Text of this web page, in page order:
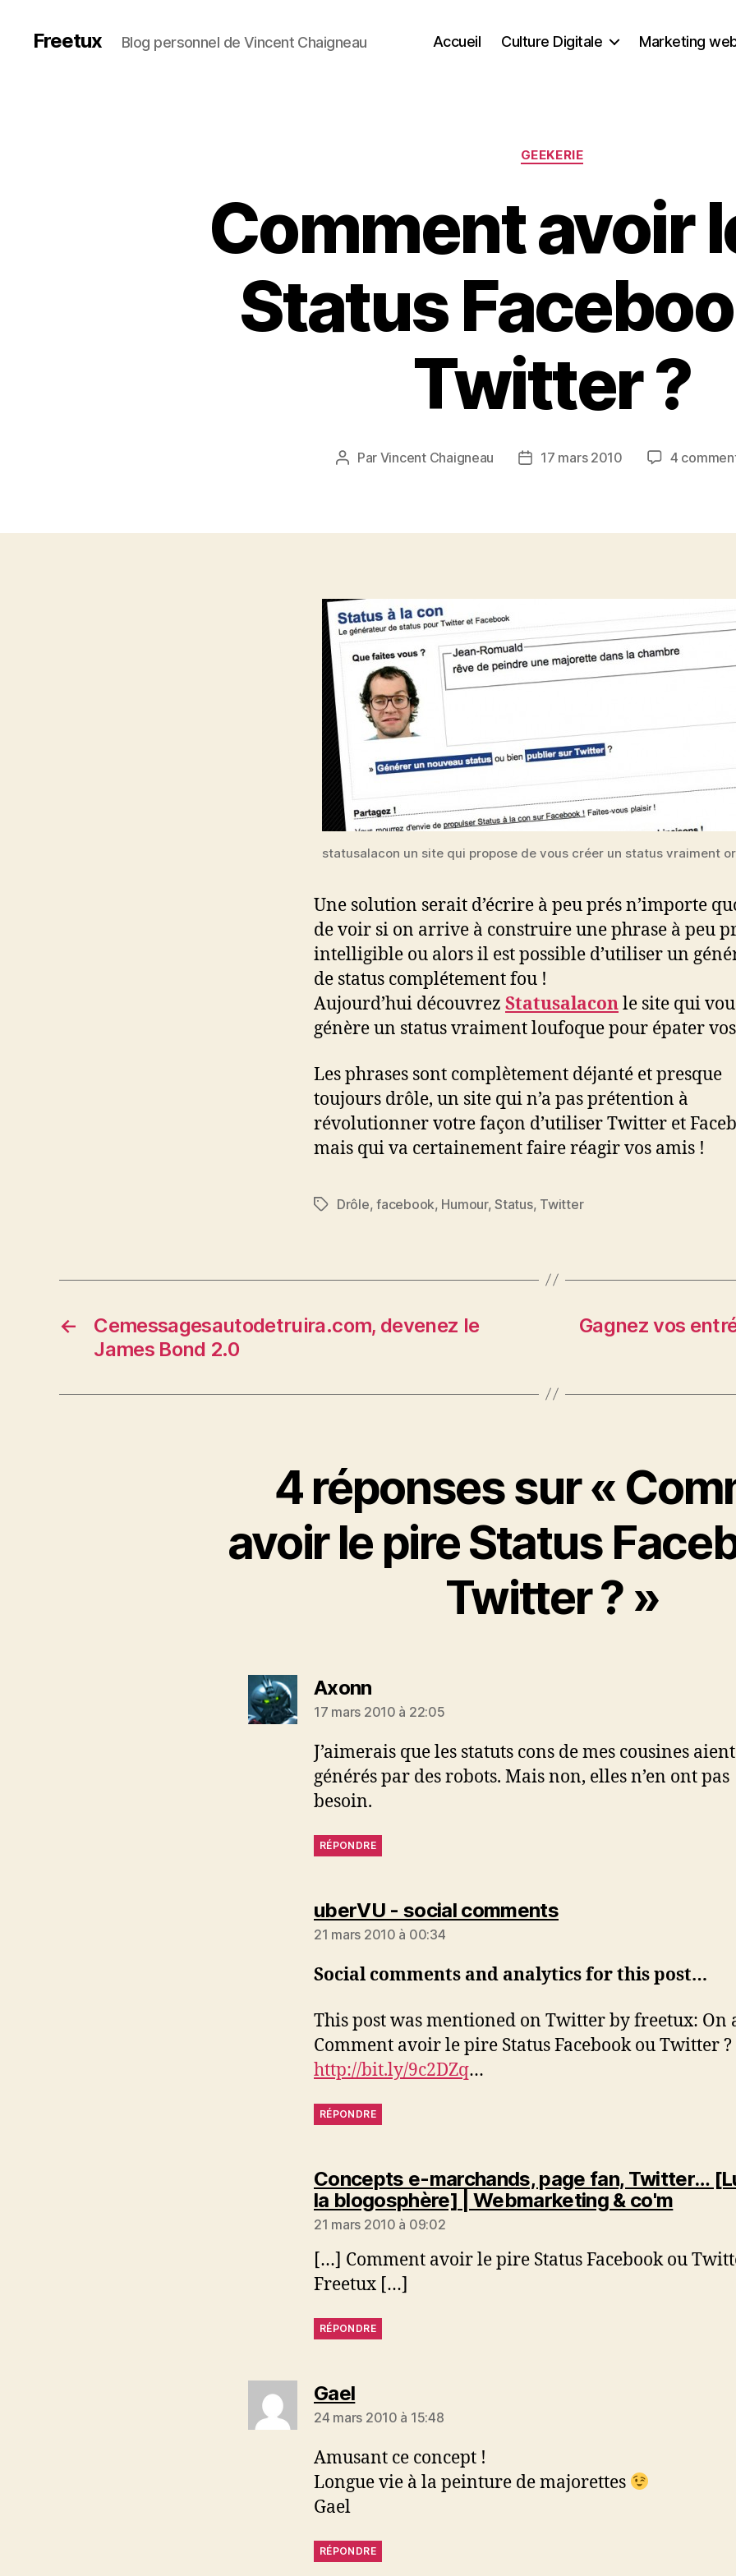
Freetux Blog personnel de Vincent Chaigneau Accueil Culture Digitale Marketing
Catégories
GEEKERIE
Comment avoir
Status
Twitter ?
Auteur
Par Vincent Chaigneau
Date17 mars 2010 4
statusalacon un site qui propose de vous créer un status vraiment
Une solution serait d’écrire à peu prés n’importe
de voir si on arrive à construire une phrase à peu
intelligible ou alors il est possible d’utiliser un
de status complétement fou !
Aujourd’hui découvrez Statusalaconle site qui
génère un status vraiment loufoque pour épater
Les phrases sont complètement déjanté et presque
toujours drôle, un site qui n’a pas prétention à
révolutionner votre façon d’utiliser Twitter et
mais qui va certainement faire réagir vos amis !
Étiquettes
Drôle,facebook, Humour,Status, Twitter
←
Cemessagesautodetruira.com, devenez le
James Bond 2.0
Gagnez vos
4 réponses sur «
avoir le pire Status
Twitter ? »
Axonndit :
17 mars 2010 à 22:05
J’aimerais que les statuts cons de mes cousines
générés par des robots. Mais non, elles n’en ont pas
besoin.
RÉPONDRE
uberVU - social commentsdit :
21 mars 2010 à 00:34
Social comments and analytics for this post…
This post was mentioned on Twitter by freetux: On
Comment avoir le pire Status Facebook ou Twitter ?
http://bit.ly/9c2DZq…
RÉPONDRE
Concepts e-marchands, page fan, Twitter…
la blogosphère] | Webmarketing & co'mdit :
21 mars 2010 à 09:02
[…] Comment avoir le pire Status Facebook ou
Freetux […]
RÉPONDRE
Gaeldit :
24 mars 2010 à 15:48
Amusant ce concept !
Longue vie à la peinture de majorettes
Gael
RÉPONDRE